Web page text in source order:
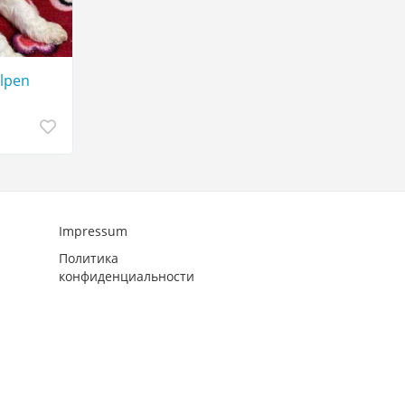
Impressum
Политика
конфиденциальности